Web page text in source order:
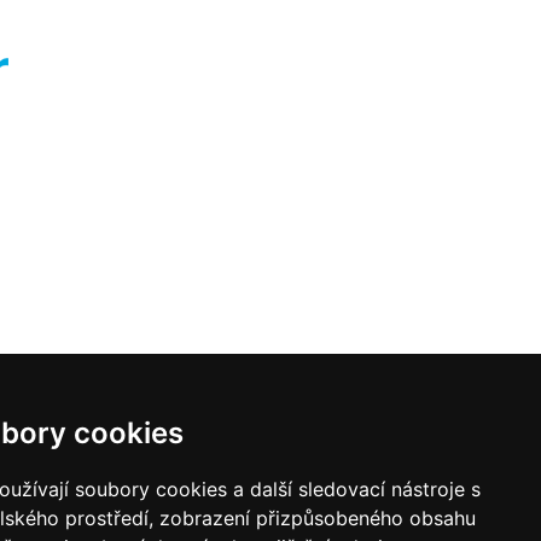
cookies
soubory cookies a další sledovací nástroje s
prostředí, zobrazení přizpůsobeného obsahu